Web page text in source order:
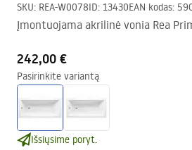
SKU: REA-W0078ID: 13430EAN kodas:
Įmontuojama akrilinė vonia Rea
242,00 €
Pasirinkite variantą
Išsiųsime poryt.